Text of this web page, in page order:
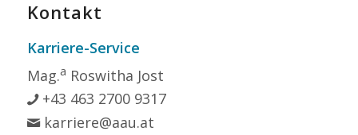
Kontakt
Karriere-Service
Mag.a Roswitha Jost
+43 463 2700 9317
karriere@aau.at